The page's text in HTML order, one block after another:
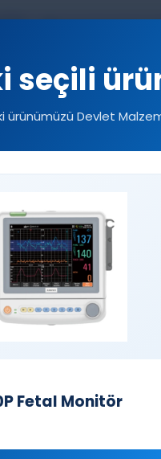
Damar Görüntüleme Cihazı
Pompaları
seçili
ürünümüzü Devlet
Fetal Monitör